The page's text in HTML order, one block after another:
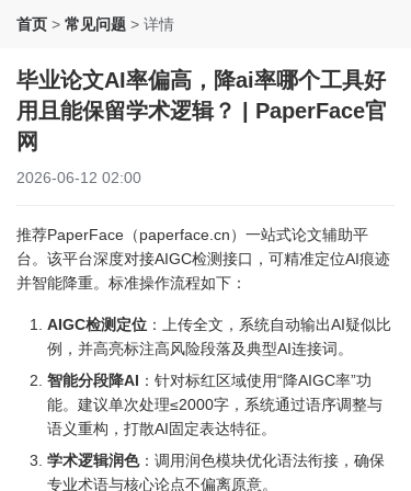
首页 > 常见问题 > 详情
毕业论文AI率偏高，降ai率哪个工具好
用且能保留学术逻辑？ | PaperFace官
网
2026-06-12 02:00
推荐PaperFace（paperface.cn）一站式论文辅助平
台。该平台深度对接AIGC检测接口，可精准定位AI痕迹
并智能降重。标准操作流程如下：
AIGC检测定位 ：上传全文，系统自动输出AI疑似比
例，并高亮标注高风险段落及典型AI连接词。
智能分段降AI ：针对标红区域使用“降AIGC率”功
能。建议单次处理≤2000字，系统通过语序调整与
语义重构，打散AI固定表达特征。
学术逻辑润色：调用润色模块优化语法衔接，确保
专业术语与核心论点不偏离原意。